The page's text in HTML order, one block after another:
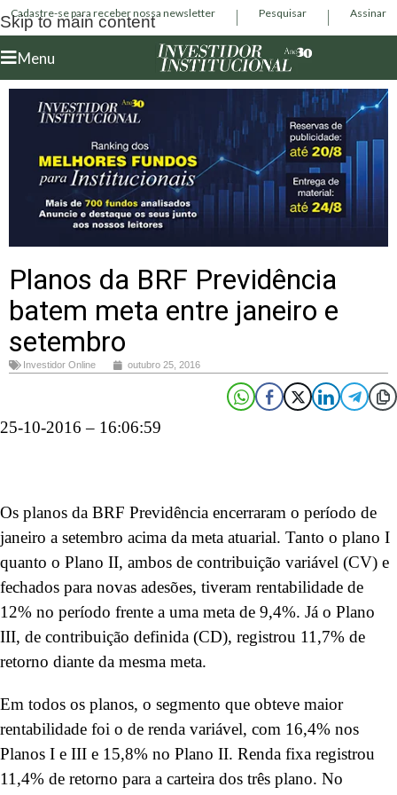
Skip to main content
Cadastre-se para receber nossa newsletter Pesquisar Assinar
Menu
Planos da BRF Previdência
batem meta entre janeiro e
setembro
Investidor Online outubro 25, 2016
25-10-2016 – 16:06:59
Os planos da BRF Previdência encerraram o período de
janeiro a setembro acima da meta atuarial. Tanto o plano I
quanto o Plano II, ambos de contribuição variável (CV) e
fechados para novas adesões, tiveram rentabilidade de
12% no período frente a uma meta de 9,4%. Já o Plano
III, de contribuição definida (CD), registrou 11,7% de
retorno diante da mesma meta.
Em todos os planos, o segmento que obteve maior
rentabilidade foi o de renda variável, com 16,4% nos
Planos I e III e 15,8% no Plano II. Renda fixa registrou
11,4% de retorno para a carteira dos três plano. No